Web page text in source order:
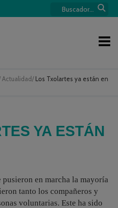
Actualidad/ Los Txolartes ya están en
YA ESTÁN
pusieron en marcha la mayoría
tanto los compañeros y
voluntarias. Este ha sido